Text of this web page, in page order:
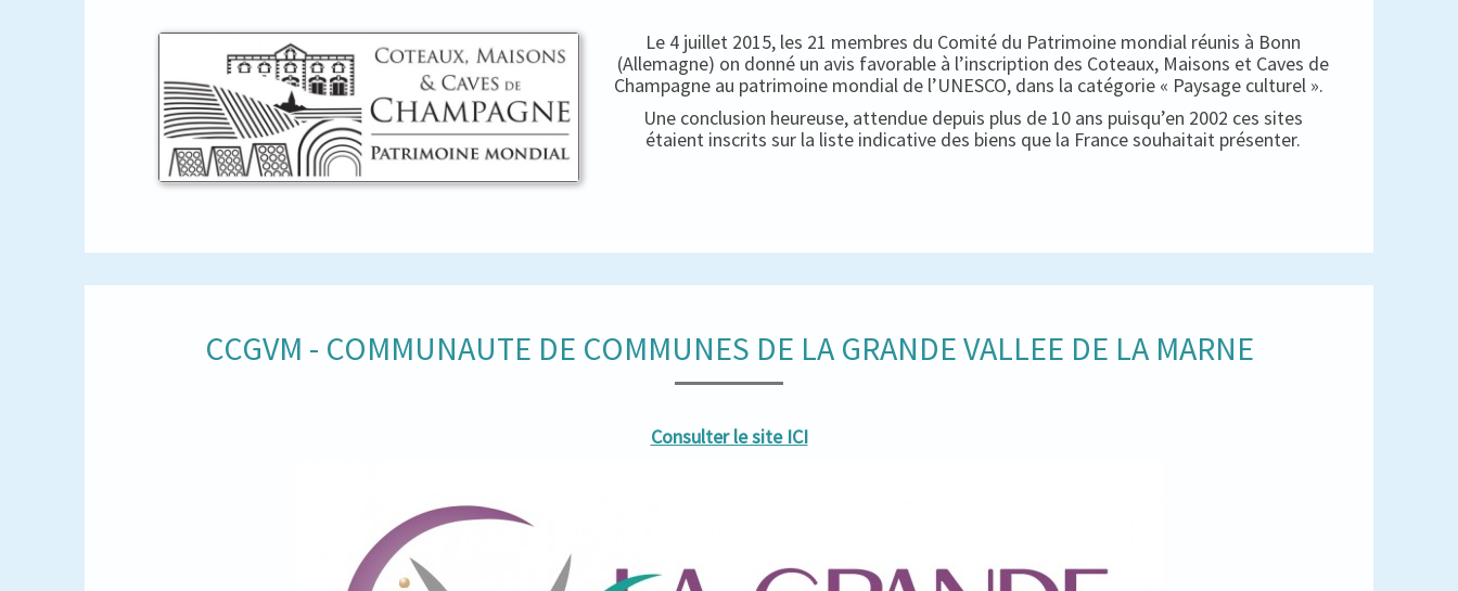
Le 4 juillet 2015, les 21 membres du Comité du Patrimoine mondial réunis à Bonn
(Allemagne) on donné un avis favorable à l’inscription des Coteaux, Maisons et Caves de
Champagne au patrimoine mondial de l’UNESCO, dans la catégorie « Paysage culturel ».
Une conclusion heureuse, attendue depuis plus de 10 ans puisqu’en 2002 ces sites
étaient inscrits sur la liste indicative des biens que la France souhaitait présenter.
CCGVM - COMMUNAUTE DE COMMUNES DE LA GRANDE VALLEE DE LA MARNE
Consulter le site ICI